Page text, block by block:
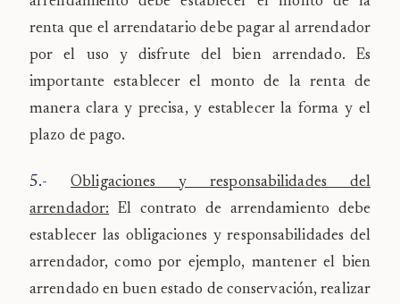
renta que el arrendatario debe pagar al arrendador
por el uso y disfrute del bien arrendado. Es
importante establecer el monto de la renta de
manera clara y precisa, y establecer la forma y el
plazo de pago.
5.-
Obligaciones y responsabilidades del
arrendador: El contrato de arrendamiento debe
establecer las obligaciones y responsabilidades del
arrendador, como por ejemplo, mantener el bien
arrendado en buen estado de conservación, realizar